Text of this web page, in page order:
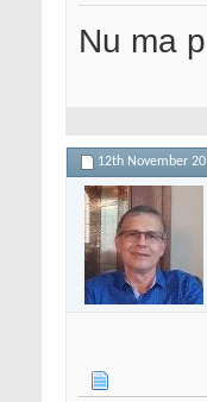
Nu ma
12th November